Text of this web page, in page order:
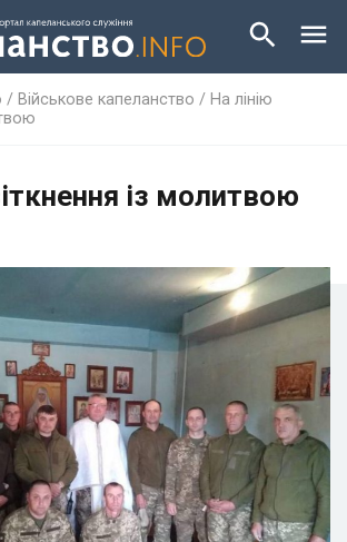
/ Військове капеланство / На лінію
із молитвою